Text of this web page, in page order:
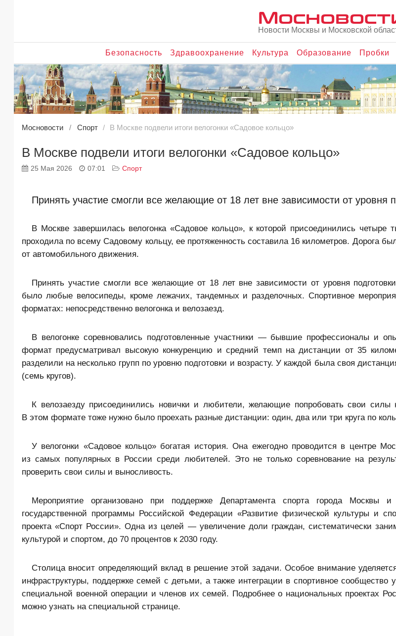
Новости Москвы и Московской
Безопасность Здравоохранение Культура Образование Пробки
Мосновости Спорт В Москве подвели итоги велогонки «Садовое кольцо»
В Москве подвели итоги велогонки «Садовое кольцо»
25 Мая 2026 07:01 Спорт
Принять участие смогли все желающие от 18 лет вне зависимости от уровня
В Москве завершилась велогонка «Садовое кольцо», к которой присоединились четыре
проходила по всему Садовому кольцу, ее протяженность составила 16 километров. Дорога
от автомобильного движения.
Принять участие смогли все желающие от 18 лет вне зависимости от уровня
было любые велосипеды, кроме лежачих, тандемных и разделочных. Спортивное
форматах: непосредственно велогонка и велозаезд.
В велогонке соревновались подготовленные участники — бывшие профессионалы и
формат предусматривал высокую конкуренцию и средний темп на дистанции от 35
разделили на несколько групп по уровню подготовки и возрасту. У каждой была своя
(семь кругов).
К велозаезду присоединились новички и любители, желающие попробовать свои силы
В этом формате тоже нужно было проехать разные дистанции: один, два или три круга по
У велогонки «Садовое кольцо» богатая история. Она ежегодно проводится в центре
из самых популярных в России среди любителей. Это не только соревнование на
проверить свои силы и выносливость.
Мероприятие организовано при поддержке Департамента спорта города Москвы и
государственной программы Российской Федерации «Развитие физической культуры и
проекта «Спорт России». Одна из целей — увеличение доли граждан, систематически
культурой и спортом, до 70 процентов к 2030 году.
Столица вносит определяющий вклад в решение этой задачи. Особое внимание
инфраструктуры, поддержке семей с детьми, а также интеграции в спортивное сообщество
специальной военной операции и членов их семей. Подробнее о национальных проектах
можно узнать на специальной странице.